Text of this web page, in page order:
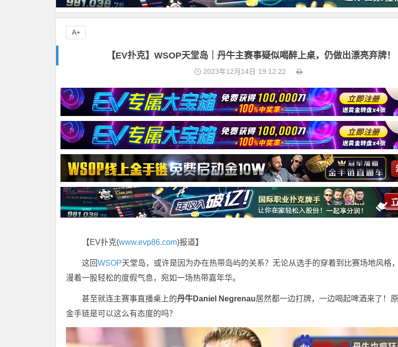
【EV扑克】WSOP天堂岛｜丹牛主赛事疑似喝醉上桌，仍做出漂亮弃牌！
2023年12月14日 19:12:22
【EV扑克(www.evp86.com)报道】
这回WSOP天堂岛，或许是因为办在热带岛屿的关系？无论从选手的穿着到比赛场地风格
漫着一股轻松的度假气息，宛如一场热带嘉年华。
甚至就连主赛事直播桌上的丹牛Daniel Negrenau居然都一边打牌，一边喝起啤酒来了！
金手链是可以这么有态度的吗？
A+